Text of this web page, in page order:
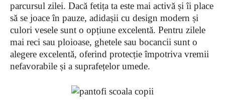
parcursul zilei. Dacă fetița ta este mai activă și îi place
să se joace în pauze, adidașii cu design modern și
culori vesele sunt o opțiune excelentă. Pentru zilele
mai reci sau ploioase, ghetele sau bocancii sunt o
alegere excelentă, oferind protecție împotriva vremii
nefavorabile și a suprafețelor umede.